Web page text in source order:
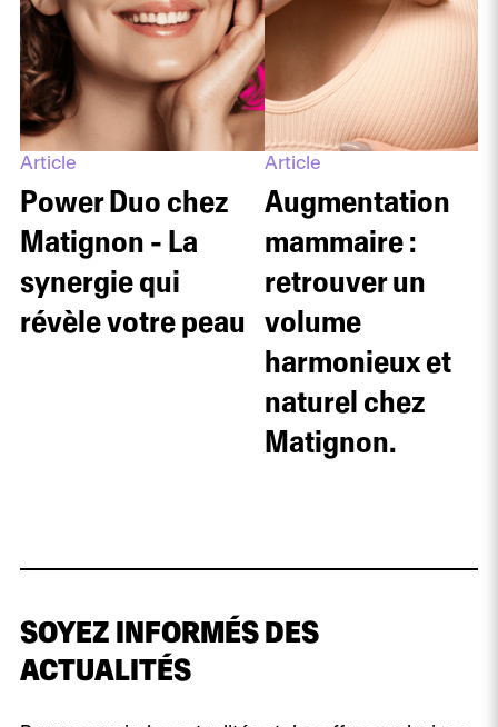
Article
Power Duo chez
Matignon - La
synergie qui
révèle votre peau
Article
Augmentation
mammaire :
retrouver un
volume
harmonieux et
naturel chez
Matignon.
SOYEZ INFORMÉS DES
ACTUALITÉS